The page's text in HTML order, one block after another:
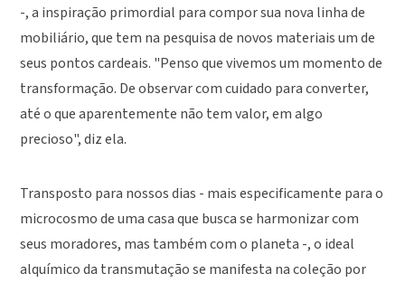
-, a inspiração primordial para compor sua nova linha de
mobiliário, que tem na pesquisa de novos materiais um de
seus pontos cardeais. "Penso que vivemos um momento de
transformação. De observar com cuidado para converter,
até o que aparentemente não tem valor, em algo
precioso", diz ela.
Transposto para nossos dias - mais especificamente para o
microcosmo de uma casa que busca se harmonizar com
seus moradores, mas também com o planeta -, o ideal
alquímico da transmutação se manifesta na coleção por